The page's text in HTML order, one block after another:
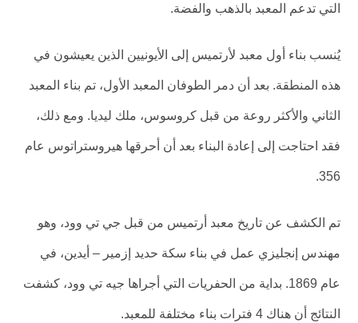
التي تدعم المعبد بالذهب والفضة.
يُنسب بناء أول معبد لأرتميس إلى الأيونيين الذين يعيشون في
هذه المنطقة. بعد أن دمر الطوفان المعبد الأول، تم بناء المعبد
الثاني والأكثر روعة من قبل كروسوس، ملك ليديا. ومع ذلك،
فقد احتاجت إلى إعادة البناء بعد أن أحرقها هيروستراتوس عام
356.
تم الكشف عن تاريخ معبد أرتميس من قبل جي تي وود، وهو
مهندس إنجليزي عمل في بناء سكة حديد إزمير – أيدين، في
عام 1869. بداية من الحفريات التي أجراها جيه تي وود، كشفت
النتائج أن هناك 4 فترات بناء مختلفة للمعبد.